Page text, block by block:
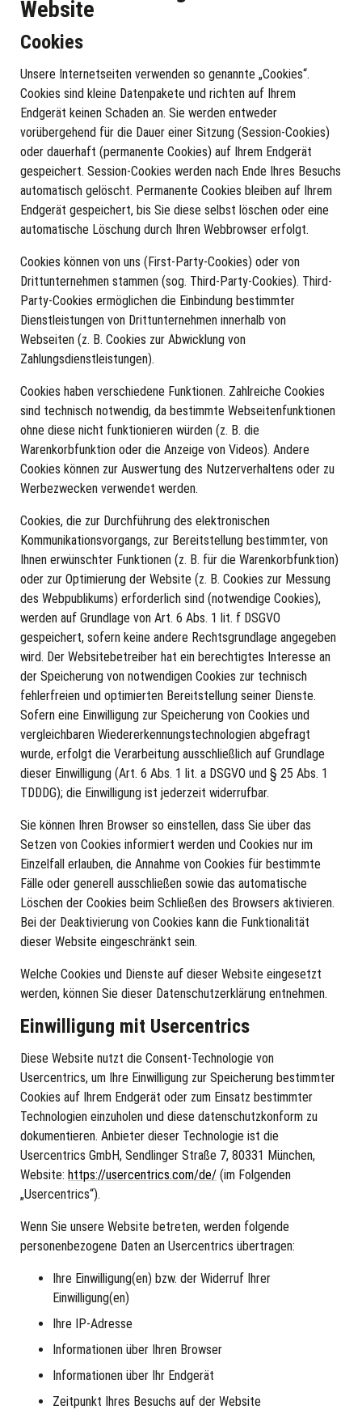
Website
Cookies
Unsere Internetseiten verwenden so genannte „Cookies“.
Cookies sind kleine Datenpakete und richten auf Ihrem
Endgerät keinen Schaden an. Sie werden entweder
vorübergehend für die Dauer einer Sitzung (Session-Cookies)
oder dauerhaft (permanente Cookies) auf Ihrem Endgerät
gespeichert. Session-Cookies werden nach Ende Ihres Besuchs
automatisch gelöscht. Permanente Cookies bleiben auf Ihrem
Endgerät gespeichert, bis Sie diese selbst löschen oder eine
automatische Löschung durch Ihren Webbrowser erfolgt.
Cookies können von uns (First-Party-Cookies) oder von
Drittunternehmen stammen (sog. Third-Party-Cookies). Third-
Party-Cookies ermöglichen die Einbindung bestimmter
Dienstleistungen von Drittunternehmen innerhalb von
Webseiten (z. B. Cookies zur Abwicklung von
Zahlungsdienstleistungen).
Cookies haben verschiedene Funktionen. Zahlreiche Cookies
sind technisch notwendig, da bestimmte Webseitenfunktionen
ohne diese nicht funktionieren würden (z. B. die
Warenkorbfunktion oder die Anzeige von Videos). Andere
Cookies können zur Auswertung des Nutzerverhaltens oder zu
Werbezwecken verwendet werden.
Cookies, die zur Durchführung des elektronischen
Kommunikationsvorgangs, zur Bereitstellung bestimmter, von
Ihnen erwünschter Funktionen (z. B. für die Warenkorbfunktion)
oder zur Optimierung der Website (z. B. Cookies zur Messung
des Webpublikums) erforderlich sind (notwendige Cookies),
werden auf Grundlage von Art. 6 Abs. 1 lit. f DSGVO
gespeichert, sofern keine andere Rechtsgrundlage angegeben
wird. Der Websitebetreiber hat ein berechtigtes Interesse an
der Speicherung von notwendigen Cookies zur technisch
fehlerfreien und optimierten Bereitstellung seiner Dienste.
Sofern eine Einwilligung zur Speicherung von Cookies und
vergleichbaren Wiedererkennungstechnologien abgefragt
wurde, erfolgt die Verarbeitung ausschließlich auf Grundlage
dieser Einwilligung (Art. 6 Abs. 1 lit. a DSGVO und § 25 Abs. 1
TDDDG); die Einwilligung ist jederzeit widerrufbar.
Sie können Ihren Browser so einstellen, dass Sie über das
Setzen von Cookies informiert werden und Cookies nur im
Einzelfall erlauben, die Annahme von Cookies für bestimmte
Fälle oder generell ausschließen sowie das automatische
Löschen der Cookies beim Schließen des Browsers aktivieren.
Bei der Deaktivierung von Cookies kann die Funktionalität
dieser Website eingeschränkt sein.
Welche Cookies und Dienste auf dieser Website eingesetzt
werden, können Sie dieser Datenschutzerklärung entnehmen.
Einwilligung mit Usercentrics
Diese Website nutzt die Consent-Technologie von
Usercentrics, um Ihre Einwilligung zur Speicherung bestimmter
Cookies auf Ihrem Endgerät oder zum Einsatz bestimmter
Technologien einzuholen und diese datenschutzkonform zu
dokumentieren. Anbieter dieser Technologie ist die
Usercentrics GmbH, Sendlinger Straße 7, 80331 München,
Website: https://usercentrics.com/de/ (im Folgenden
„Usercentrics“).
Wenn Sie unsere Website betreten, werden folgende
personenbezogene Daten an Usercentrics übertragen:
Ihre Einwilligung(en) bzw. der Widerruf Ihrer
Einwilligung(en)
Ihre IP-Adresse
Informationen über Ihren Browser
Informationen über Ihr Endgerät
Zeitpunkt Ihres Besuchs auf der Website